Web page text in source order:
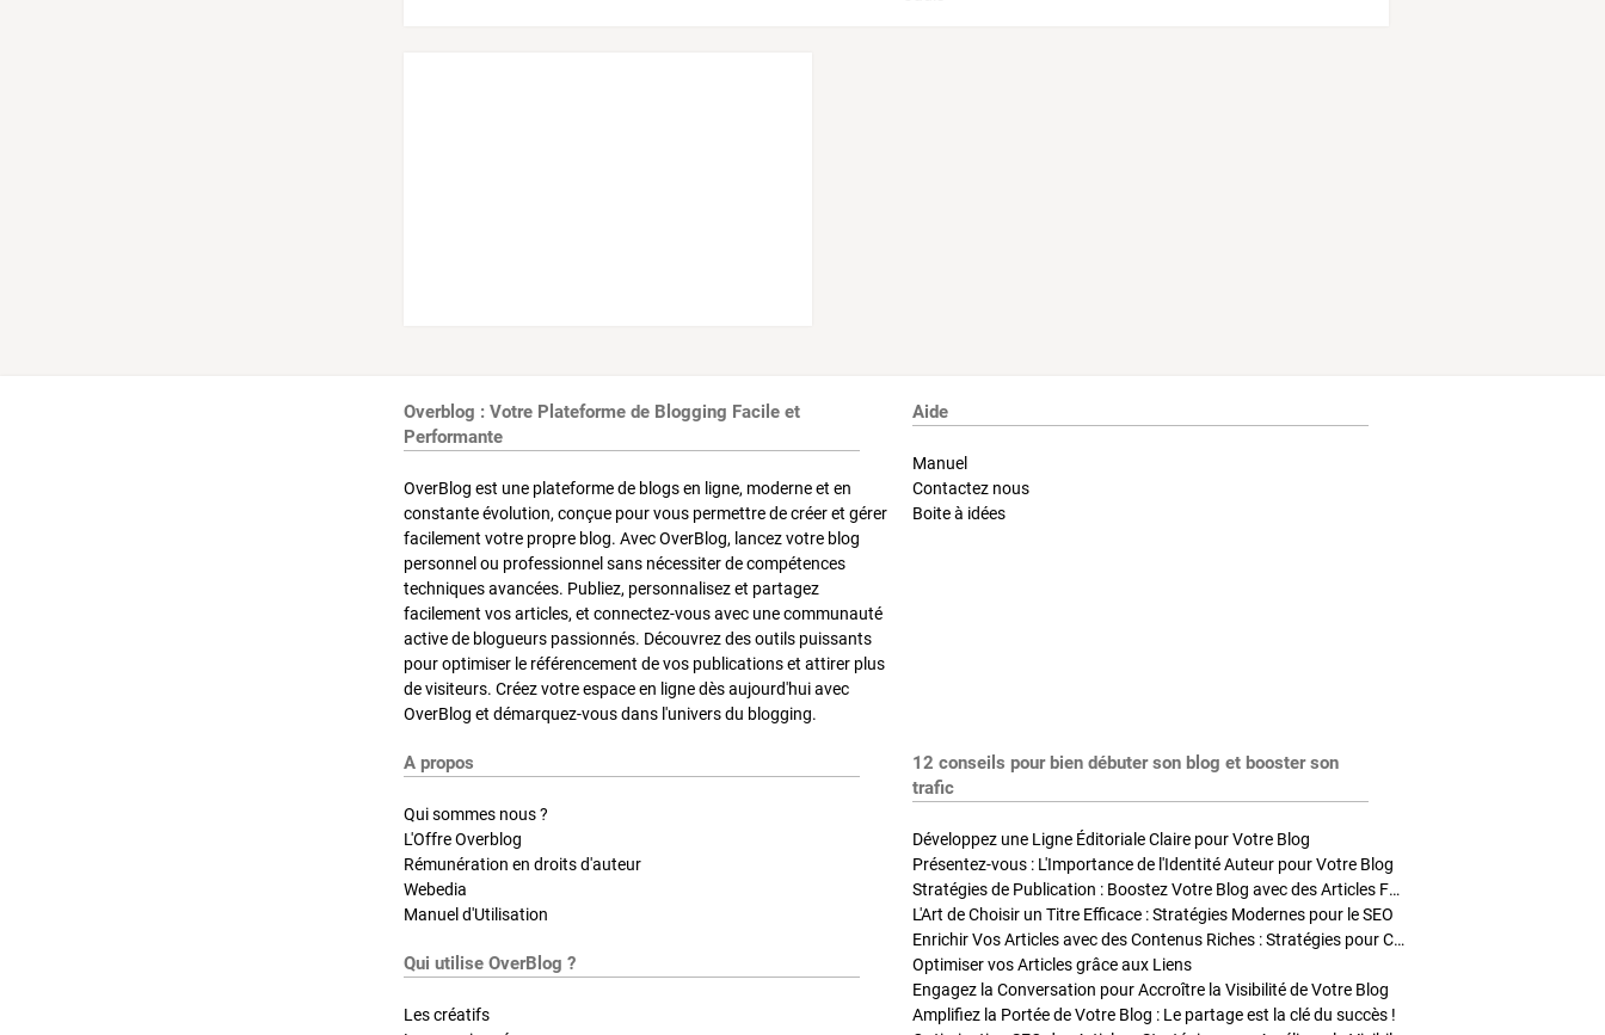
Overblog : Votre Plateforme de Blogging Facile et
Performante
OverBlog est une plateforme de blogs en ligne, moderne et en
constante évolution, conçue pour vous permettre de créer et gérer
facilement votre propre blog. Avec OverBlog, lancez votre blog
personnel ou professionnel sans nécessiter de compétences
techniques avancées. Publiez, personnalisez et partagez
facilement vos articles, et connectez-vous avec une communauté
active de blogueurs passionnés. Découvrez des outils puissants
pour optimiser le référencement de vos publications et attirer plus
de visiteurs. Créez votre espace en ligne dès aujourd'hui avec
OverBlog et démarquez-vous dans l'univers du blogging.
Aide
Manuel
Contactez nous
Boite à idées
A propos
Qui sommes nous ?
L'Offre Overblog
Rémunération en droits d'auteur
Webedia
Manuel d'Utilisation
Qui utilise OverBlog ?
Les créatifs
12 conseils pour bien débuter son blog et booster son
trafic
Développez une Ligne Éditoriale Claire pour Votre Blog
Présentez-vous : L'Importance de l'Identité Auteur pour Votre Blog
Stratégies de Publication : Boostez Votre Blog avec des Articles Fréquents et Exclusifs
L'Art de Choisir un Titre Efficace : Stratégies Modernes pour le SEO
Enrichir Vos Articles avec des Contenus Riches : Stratégies pour Captiver et Optimiser
Optimiser vos Articles grâce aux Liens
Engagez la Conversation pour Accroître la Visibilité de Votre Blog
Amplifiez la Portée de Votre Blog : Le partage est la clé du succès !